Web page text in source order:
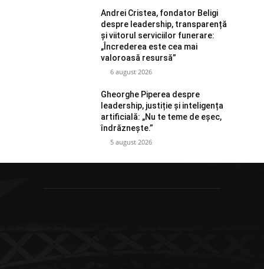
Andrei Cristea, fondator Beligi
despre leadership, transparență
și viitorul serviciilor funerare:
„Încrederea este cea mai
valoroasă resursă”
6 august 2026
Gheorghe Piperea despre
leadership, justiție și inteligența
artificială: „Nu te teme de eșec,
îndrăznește.”
5 august 2026